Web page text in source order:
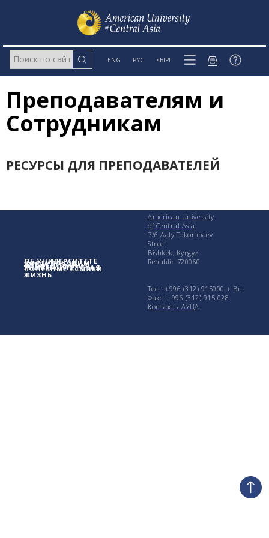
ENG РУС КЫРГ
Преподавателям и
Сотрудникам
РЕСУРСЫ ДЛЯ ПРЕПОДАВАТЕЛЕЙ
ОБ УНИВЕРСИТЕТЕ
ПОСТУПАЮЩИМ
УЧЕБА
ИССЛЕДОВАНИЯ
УНИВЕРСИТЕТСКАЯ
ЖИЗНЬ
ПОЛЕЗНЫЕ ССЫЛКИ
American University
of Central Asia
7/6 Aaly Tokombaev
Street
Bishkek, Kyrgyz
Republic 720060
Тел.: +996 (312) 915000 + Вн.
Факс: +996 (312) 915 028
Контакты АУЦА